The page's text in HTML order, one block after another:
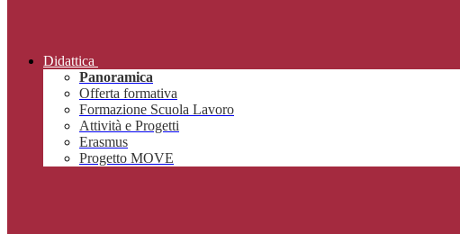
Didattica
Panoramica
Offerta formativa
Formazione Scuola Lavoro
Attività e Progetti
Erasmus
Progetto MOVE